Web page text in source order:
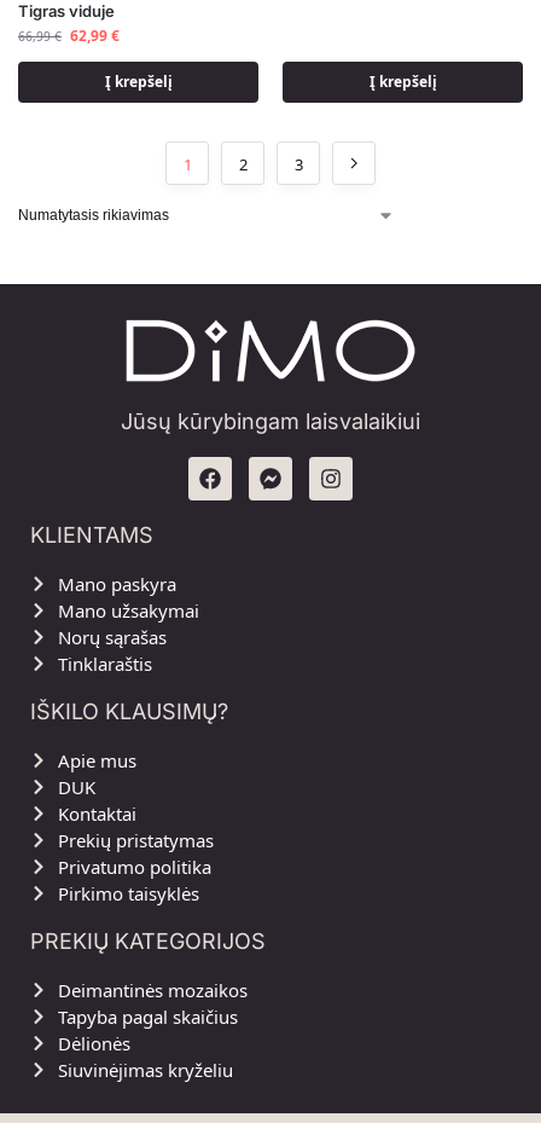
Tigras viduje
66,99€ 62,99€
Į krepšelį Į krepšelį
1 2 3
Jūsų kūrybingam laisvalaikiui
KLIENTAMS
Mano paskyra
Mano užsakymai
Norų sąrašas
Tinklaraštis
IŠKILO KLAUSIMŲ?
Apie mus
DUK
Kontaktai
Prekių pristatymas
Privatumo politika
Pirkimo taisyklės
PREKIŲ KATEGORIJOS
Deimantinės mozaikos
Tapyba pagal skaičius
Dėlionės
Siuvinėjimas kryželiu